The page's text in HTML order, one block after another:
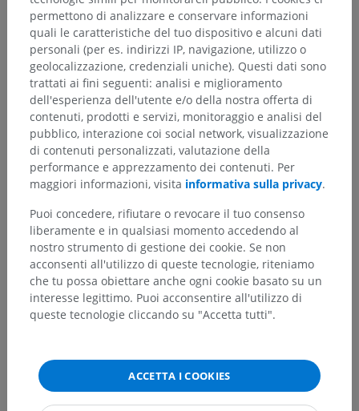
permettono di analizzare e conservare informazioni
quali le caratteristiche del tuo dispositivo e alcuni dati
personali (per es. indirizzi IP, navigazione, utilizzo o
geolocalizzazione, credenziali uniche). Questi dati sono
trattati ai fini seguenti: analisi e miglioramento
dell'esperienza dell'utente e/o della nostra offerta di
contenuti, prodotti e servizi, monitoraggio e analisi del
pubblico, interazione coi social network, visualizzazione
di contenuti personalizzati, valutazione della
performance e apprezzamento dei contenuti. Per
maggiori informazioni, visita informativa sulla privacy.
Puoi concedere, rifiutare o revocare il tuo consenso
liberamente e in qualsiasi momento accedendo al
nostro strumento di gestione dei cookie. Se non
acconsenti all'utilizzo di queste tecnologie, riteniamo
che tu possa obiettare anche ogni cookie basato su un
interesse legittimo. Puoi acconsentire all'utilizzo di
queste tecnologie cliccando su "Accetta tutti".
ACCETTA I COOKIES